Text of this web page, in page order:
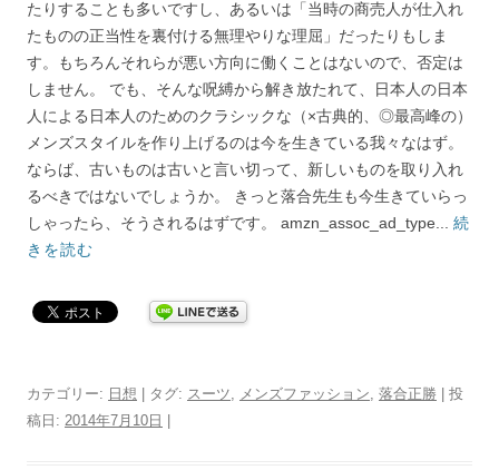
たりすることも多いですし、あるいは「当時の商売人が仕入れ
たものの正当性を裏付ける無理やりな理屈」だったりもしま
す。もちろんそれらが悪い方向に働くことはないので、否定は
しません。 でも、そんな呪縛から解き放たれて、日本人の日本
人による日本人のためのクラシックな（×古典的、◎最高峰の）
メンズスタイルを作り上げるのは今を生きている我々なはず。
ならば、古いものは古いと言い切って、新しいものを取り入れ
るべきではないでしょうか。 きっと落合先生も今生きていらっ
しゃったら、そうされるはずです。 amzn_assoc_ad_type... 続
きを読む
カテゴリー: 日想 | タグ: スーツ, メンズファッション, 落合正勝 | 投
稿日: 2014年7月10日